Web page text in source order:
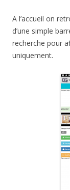
A l’accueil on
d’une simple
recherche pour
uniquement.